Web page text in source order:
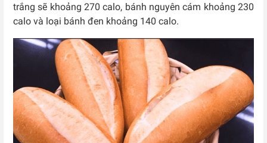
trắng sẽ khoảng 270 calo, bánh nguyên cám khoảng 230
calo và loại bánh đen khoảng 140 calo.